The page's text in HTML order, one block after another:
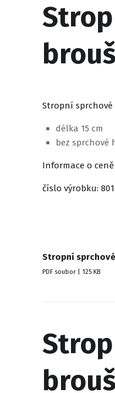
Stropní sprchové
délka 15 cm
bez sprchové
Informace o ceně
číslo výrobku:
Stropní sprchové
PDF soubor | 125 KB